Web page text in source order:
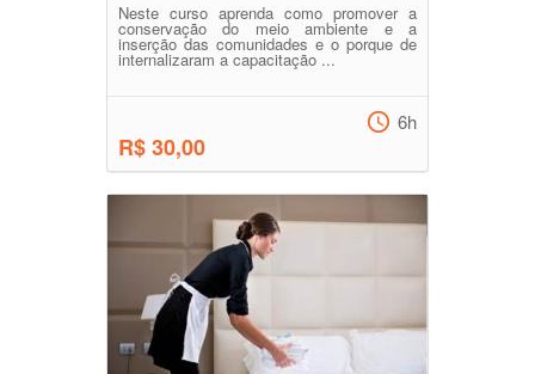
Neste curso aprenda como promover a
conservação do meio ambiente e a
inserção das comunidades e o porque de
internalizaram a capacitação ...
R$ 30,00
6h